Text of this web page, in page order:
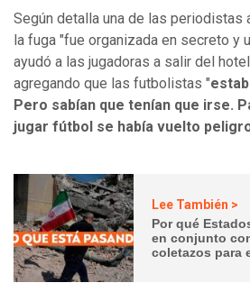
Según detalla una de las periodistas
la fuga "fue organizada en secreto y
ayudó a las jugadoras a salir del
agregando que las futbolistas "
Pero sabían que tenían que irse.
jugar fútbol se había vuelto
Lee También >
Por qué
en conjunto
coletazos para